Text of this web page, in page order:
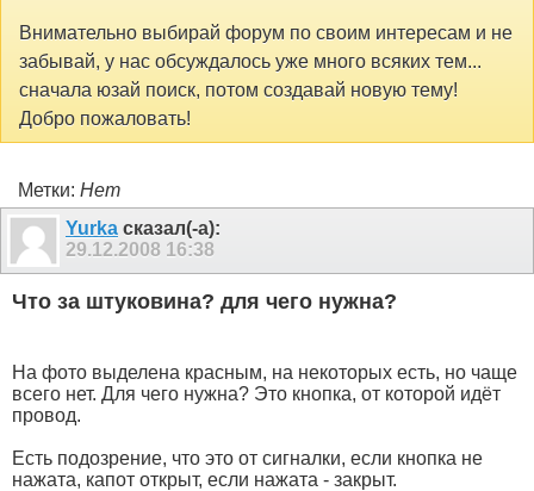
Внимательно выбирай форум по своим интересам и не
забывай, у нас обсуждалось уже много всяких тем...
сначала юзай поиск, потом создавай новую тему!
Добро пожаловать!
Метки: Нет
Yurka сказал(-а):
29.12.2008 16:38
Что за штуковина? для чего нужна?
На фото выделена красным, на некоторых есть, но чаще
всего нет. Для чего нужна? Это кнопка, от которой идёт
провод.
Есть подозрение, что это от сигналки, если кнопка не
нажата, капот открыт, если нажата - закрыт.